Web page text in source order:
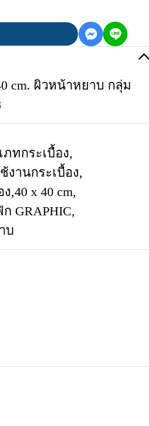
cm. ผิวหน้าหยาบ กลุ่ม
ภทกระเบื้อง,
งานกระเบื้อง,
ง,40 x 40 cm,
GRAPHIC,
บ